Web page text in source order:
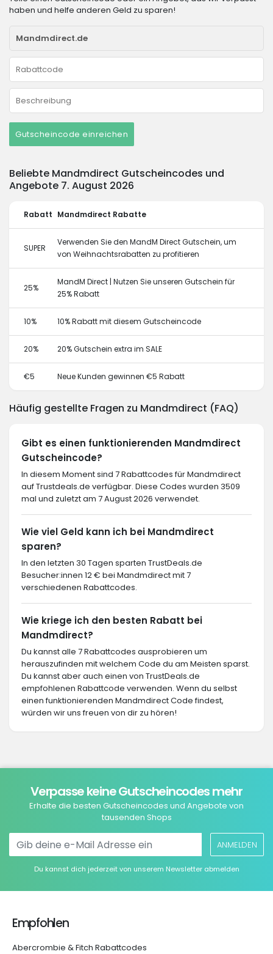
haben und helfe anderen Geld zu sparen!
Gutscheincode einreichen
Beliebte Mandmdirect Gutscheincodes und
Angebote 7. August 2026
Rabatt Mandmdirect Rabatte
SUPER
Verwenden Sie den MandM Direct Gutschein, um
von Weihnachtsrabatten zu profitieren
25%
MandM Direct | Nutzen Sie unseren Gutschein für
25% Rabatt
10% 10% Rabatt mit diesem Gutscheincode
20% 20% Gutschein extra im SALE
€5 Neue Kunden gewinnen €5 Rabatt
Häufig gestellte Fragen zu Mandmdirect (FAQ)
Gibt es einen funktionierenden Mandmdirect
Gutscheincode?
In diesem Moment sind 7 Rabattcodes für Mandmdirect
auf Trustdeals.de verfügbar. Diese Codes wurden 3509
mal und zuletzt am 7 August 2026 verwendet.
Wie viel Geld kann ich bei Mandmdirect
sparen?
In den letzten 30 Tagen sparten TrustDeals.de
Besucher:innen 12 € bei Mandmdirect mit 7
verschiedenen Rabattcodes.
Wie kriege ich den besten Rabatt bei
Mandmdirect?
Du kannst alle 7 Rabattcodes ausprobieren um
herauszufinden mit welchem Code du am Meisten sparst.
Du kannst aber auch einen von TrustDeals.de
empfohlenen Rabattcode verwenden. Wenn du selbst
einen funktionierenden Mandmdirect Code findest,
würden wir uns freuen von dir zu hören!
Verpasse keine Gutscheincodes mehr
Erhalte die besten Gutscheincodes und Angebote von
tausenden Shops
ANMELDEN
Du kannst dich jederzeit von unserem Newsletter abmelden
Empfohlen
Abercrombie & Fitch Rabattcodes